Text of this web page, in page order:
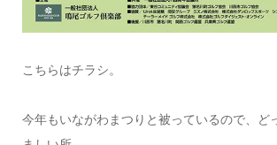
こちらはチラシ。
今年もいながわまつりと被っているので、ど